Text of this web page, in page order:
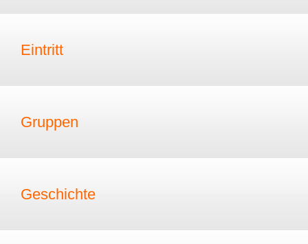
Eintritt
Gruppen
Geschichte